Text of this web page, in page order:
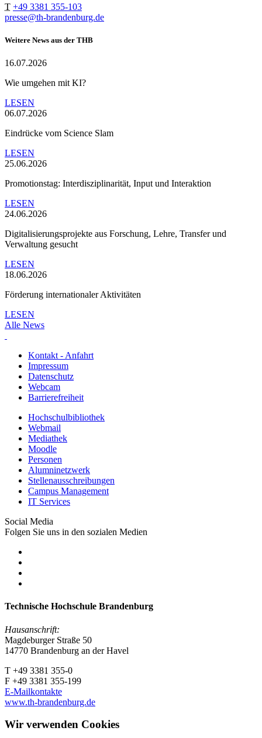
T +49 3381 355-103
presse@th-brandenburg.de
Weitere News aus der THB
16.07.2026
Wie umgehen mit KI?
LESEN
06.07.2026
Eindrücke vom Science Slam
LESEN
25.06.2026
Promotionstag: Interdisziplinarität, Input und Interaktion
LESEN
24.06.2026
Digitalisierungsprojekte aus Forschung, Lehre, Transfer und
Verwaltung gesucht
LESEN
18.06.2026
Förderung internationaler Aktivitäten
LESEN
Alle News
Kontakt - Anfahrt
Impressum
Datenschutz
Webcam
Barrierefreiheit
Hochschulbibliothek
Webmail
Mediathek
Moodle
Personen
Alumninetzwerk
Stellenausschreibungen
Campus Management
IT Services
Social Media
Folgen Sie uns in den sozialen Medien
Technische Hochschule Brandenburg
Hausanschrift:
Magdeburger Straße 50
14770 Brandenburg an der Havel
T +49 3381 355-0
F +49 3381 355-199
E-Mailkontakte
www.th-brandenburg.de
Wir verwenden Cookies